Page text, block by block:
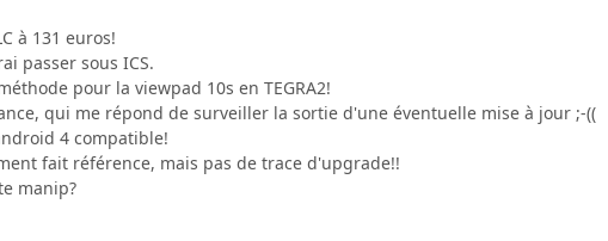
à 131 euros!
passer sous ICS.
pour la viewpad 10s en TEGRA2!
qui me répond de surveiller la sortie d'une éventuelle mise à jour ;-((
4 compatible!
fait référence, mais pas de trace d'upgrade!!
manip?